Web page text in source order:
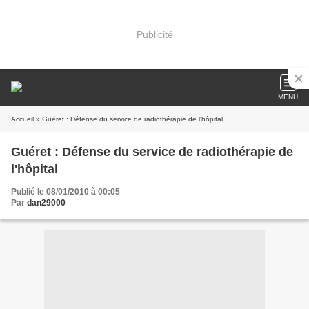
Publicité
MENU
Accueil » Guéret : Défense du service de radiothérapie de l'hôpital
Guéret : Défense du service de radiothérapie de
l'hôpital
Publié le 08/01/2010 à 00:05
Par dan29000